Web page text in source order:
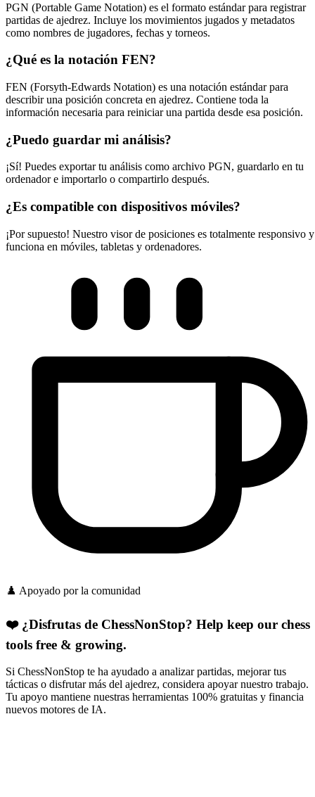
PGN (Portable Game Notation) es el formato estándar para registrar
partidas de ajedrez. Incluye los movimientos jugados y metadatos
como nombres de jugadores, fechas y torneos.
¿Qué es la notación FEN?
FEN (Forsyth-Edwards Notation) es una notación estándar para
describir una posición concreta en ajedrez. Contiene toda la
información necesaria para reiniciar una partida desde esa posición.
¿Puedo guardar mi análisis?
¡Sí! Puedes exportar tu análisis como archivo PGN, guardarlo en tu
ordenador e importarlo o compartirlo después.
¿Es compatible con dispositivos móviles?
¡Por supuesto! Nuestro visor de posiciones es totalmente responsivo y
funciona en móviles, tabletas y ordenadores.
♟️ Apoyado por la comunidad
❤️ ¿Disfrutas de ChessNonStop? Help keep our chess
tools free & growing.
Si ChessNonStop te ha ayudado a analizar partidas, mejorar tus
tácticas o disfrutar más del ajedrez, considera apoyar nuestro trabajo.
Tu apoyo mantiene nuestras herramientas 100% gratuitas y financia
nuevos motores de IA.